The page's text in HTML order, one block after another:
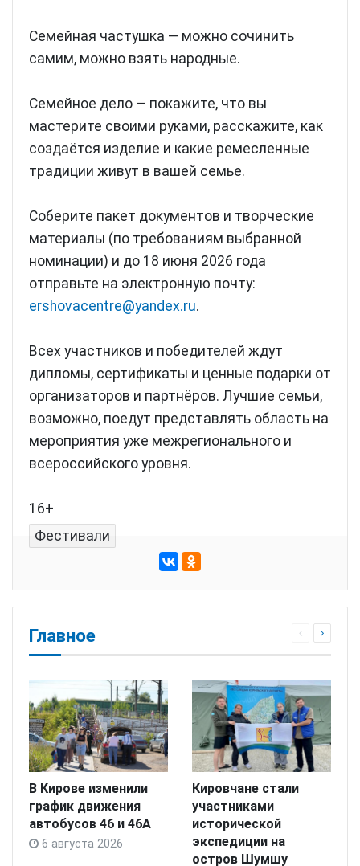
Семейная частушка — можно сочинить
самим, можно взять народные.
Семейное дело — покажите, что вы
мастерите своими руками, расскажите, как
создаётся изделие и какие ремесленные
традиции живут в вашей семье.
Соберите пакет документов и творческие
материалы (по требованиям выбранной
номинации) и до 18 июня 2026 года
отправьте на электронную почту:
ershovacentre@yandex.ru.
Всех участников и победителей ждут
дипломы, сертификаты и ценные подарки от
организаторов и партнёров. Лучшие семьи,
возможно, поедут представлять область на
мероприятия уже межрегионального и
всероссийского уровня.
16+
Фестивали
Главное
В Кирове изменили
график движения
автобусов 46 и 46А
6 августа 2026
Кировчане стали
участниками
исторической
экспедиции на
остров Шумшу